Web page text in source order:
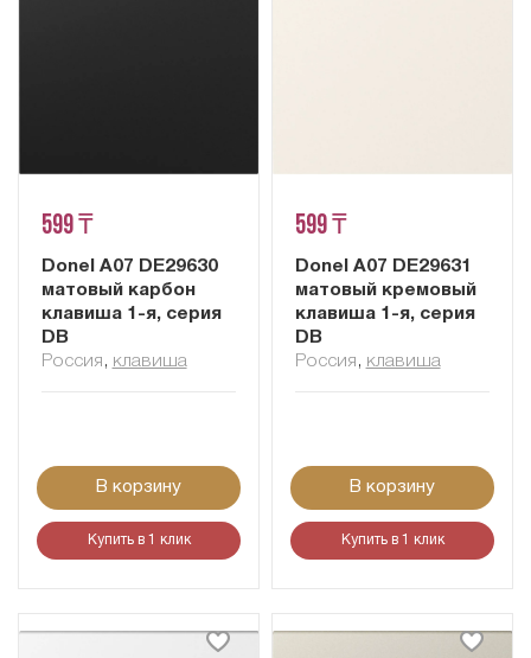
599 ₸
Donel A07 DE29630
матовый карбон
клавиша 1-я, серия
DB
Россия , клавиша
В корзину
Купить в 1 клик
599 ₸
Donel A07 DE29631
матовый кремовый
клавиша 1-я, серия
DB
Россия , клавиша
В корзину
Купить в 1 клик